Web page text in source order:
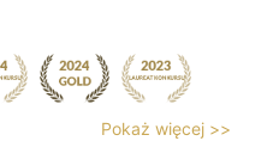
Pokaż więcej >>